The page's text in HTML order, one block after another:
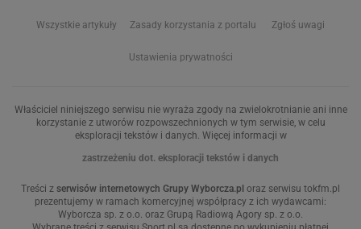
Wszystkie artykuły Zasady korzystania z portalu Zgłoś uwagi
Ustawienia prywatności
Właściciel niniejszego serwisu nie wyraża zgody na zwielokrotnianie ani inne
korzystanie z utworów rozpowszechnionych w tym serwisie, w celu
eksploracji tekstów i danych. Więcej informacji w
zastrzeżeniu dot. eksploracji tekstów i danych
Treści z serwisów internetowych Grupy Wyborcza.pl oraz serwisu tokfm.pl
prezentujemy w ramach komercyjnej współpracy z ich wydawcami:
Wyborcza sp. z o.o. oraz Grupą Radiową Agory sp. z o.o.